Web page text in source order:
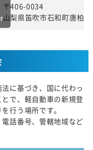
〒406-0034
山梨県笛吹市石和町唐柏
に基づき、国に代わっ
で、軽自動車の新規登
行う場所です。
話番号、管轄地域など